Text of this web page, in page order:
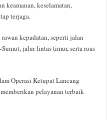
keamanan, keselamatan,
terjaga.
kepadatan, seperti jalan
jalur lintas timur, serta ruas
Operasi Ketupat Lancang
pelayanan terbaik